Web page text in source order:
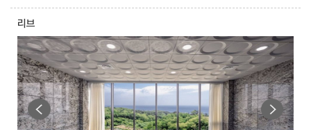
리브